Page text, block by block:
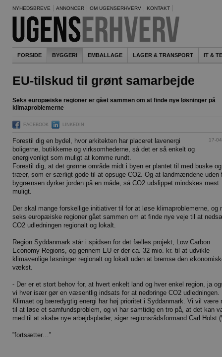
NYHEDSBREVE ANNONCER OM UGENSERHVERV KONTAKT
FORSIDE BYGGERI EMBALLAGE LAGER & TRANSPORT IT &
EU-tilskud til grønt samarbejde
Seks europæiske regioner er gået sammen om at finde nye løsninger på
klimaproblemerne
FACEBOOK LINKEDIN
17-
Forestil dig en bydel, hvor arkitekten har placeret lavenergi
boligerne, butikkerne og virksomhederne, så det er så enkelt og
energivenligt som muligt at komme rundt.
Forestil dig, at det grønne område midt i byen er plantet til med buske og
træer, som er særligt gode til at opsuge CO2. Og at landmændene uden
bygrænsen dyrker jorden på en måde, så CO2 udslippet mindskes mest
muligt.
Der skal mange forskellige initiativer til for at løse klimaproblemerne, og
seks europæiske regioner gået sammen om at finde nye veje til at
CO2 udledningen regionalt og lokalt.
Region Syddanmark står i spidsen for det fælles projekt, Low Carbon
Economy Regions, og gennem EU er der ca. 32 mio. kr. til at udvikle
klimavenlige løsninger regionalt og lokalt uden at bremse den
vækst.
- Der er et stort behov for, at hvert enkelt land og hver enkel region, ja
vi hver især gør en væsentlig indsats for at nedbringe CO2 udledningen.
Klimaet og bæredygtig energi har høj prioritet i Syddanmark. Vi vil være
til at løse et samfundsproblem, og vi har samtidig en tro på, at det kan
med til at skabe nye arbejdsplader, siger regionsrådsformand Carl Holst
”fortsætter…”